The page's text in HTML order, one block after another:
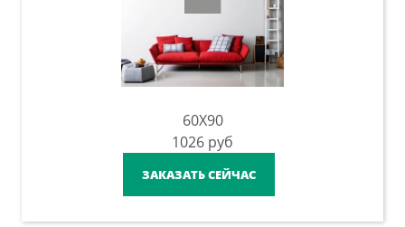
60X90
1026 руб
ЗАКАЗАТЬ СЕЙЧАС